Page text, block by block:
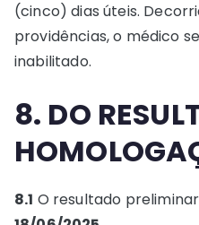
(cinco) dias úteis.
providências, o médico
inabilitado.
8. DO
8.1 O resultado